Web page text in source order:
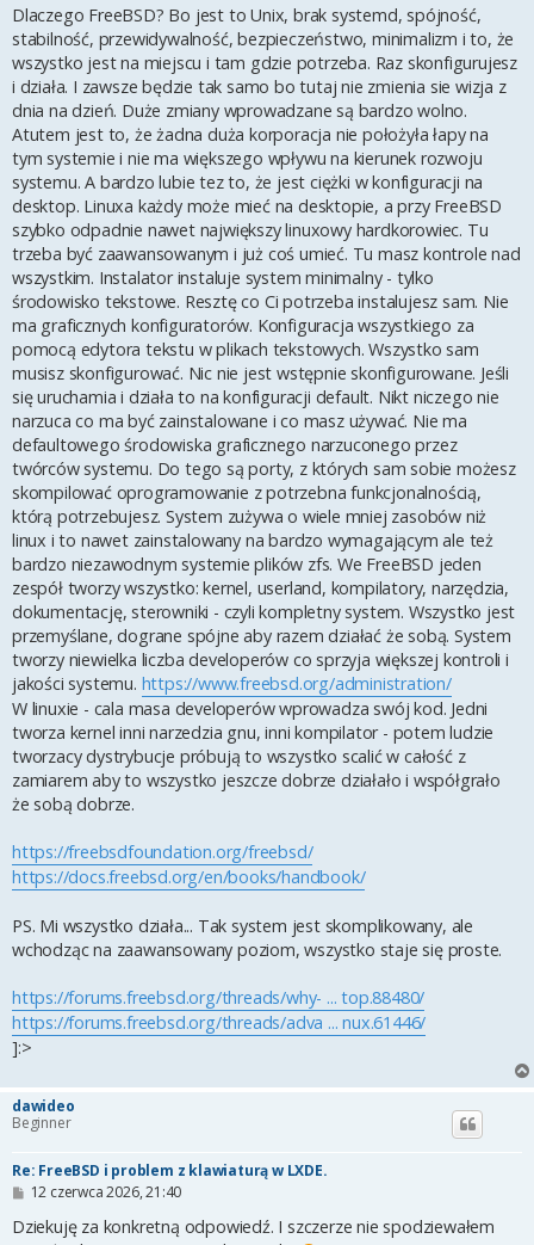
s
Dlaczego FreeBSD? Bo jest to Unix, brak systemd, spójność,
stabilność, przewidywalność, bezpieczeństwo, minimalizm i to, że
wszystko jest na miejscu i tam gdzie potrzeba. Raz skonfigurujesz
i działa. I zawsze będzie tak samo bo tutaj nie zmienia sie wizja z
dnia na dzień. Duże zmiany wprowadzane są bardzo wolno.
Atutem jest to, że żadna duża korporacja nie położyła łapy na
tym systemie i nie ma większego wpływu na kierunek rozwoju
systemu. A bardzo lubie tez to, że jest ciężki w konfiguracji na
desktop. Linuxa każdy może mieć na desktopie, a przy FreeBSD
szybko odpadnie nawet największy linuxowy hardkorowiec. Tu
trzeba być zaawansowanym i już coś umieć. Tu masz kontrole nad
wszystkim. Instalator instaluje system minimalny - tylko
środowisko tekstowe. Resztę co Ci potrzeba instalujesz sam. Nie
ma graficznych konfiguratorów. Konfiguracja wszystkiego za
pomocą edytora tekstu w plikach tekstowych. Wszystko sam
musisz skonfigurować. Nic nie jest wstępnie skonfigurowane. Jeśli
się uruchamia i działa to na konfiguracji default. Nikt niczego nie
narzuca co ma być zainstalowane i co masz używać. Nie ma
defaultowego środowiska graficznego narzuconego przez
twórców systemu. Do tego są porty, z których sam sobie możesz
skompilować oprogramowanie z potrzebna funkcjonalnością,
którą potrzebujesz. System zużywa o wiele mniej zasobów niż
linux i to nawet zainstalowany na bardzo wymagającym ale też
bardzo niezawodnym systemie plików zfs. We FreeBSD jeden
zespół tworzy wszystko: kernel, userland, kompilatory, narzędzia,
dokumentację, sterowniki - czyli kompletny system. Wszystko jest
przemyślane, dograne spójne aby razem działać że sobą. System
tworzy niewielka liczba developerów co sprzyja większej kontroli i
jakości systemu. https://www.freebsd.org/administration/
W linuxie - cala masa developerów wprowadza swój kod. Jedni
tworza kernel inni narzedzia gnu, inni kompilator - potem ludzie
tworzacy dystrybucje próbują to wszystko scalić w całość z
zamiarem aby to wszystko jeszcze dobrze działało i współgrało
że sobą dobrze.
https://freebsdfoundation.org/freebsd/
https://docs.freebsd.org/en/books/handbook/
PS. Mi wszystko działa... Tak system jest skomplikowany, ale
wchodząc na zaawansowany poziom, wszystko staje się proste.
https://forums.freebsd.org/threads/why- ... top.88480/
https://forums.freebsd.org/threads/adva ... nux.61446/
]:>
dawideo
Beginner
Re: FreeBSD i problem z klawiaturą w LXDE.
P
s
12 czerwca 2026, 21:40
Dziekuję za konkretną odpowiedź. I szczerze nie spodziewałem